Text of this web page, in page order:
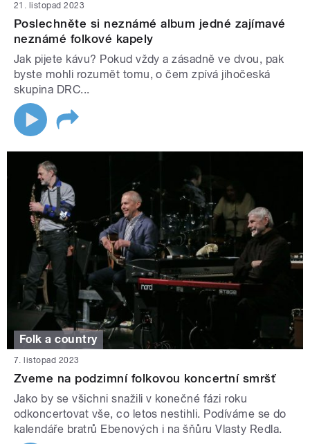
21. listopad 2023
Poslechněte si neznámé album jedné zajímavé
neznámé folkové kapely
Jak pijete kávu? Pokud vždy a zásadně ve dvou, pak
byste mohli rozumět tomu, o čem zpívá jihočeská
skupina DRC...
Folk a country
7. listopad 2023
Zveme na podzimní folkovou koncertní smršť
Jako by se všichni snažili v konečné fázi roku
odkoncertovat vše, co letos nestihli. Podíváme se do
kalendáře bratrů Ebenových i na šňůru Vlasty Redla.